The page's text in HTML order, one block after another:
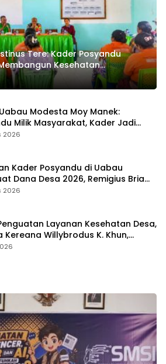
Tere: Kader Posyandu
Kesehatan
Modesta Moy Manek:
Milik Masyarakat, Kader Jadi
Perangi Stunting
2026
Kader Posyandu di Uabau
Dana Desa 2026, Remigius Bria
Transparansi dengan Libatkan
2026
Layanan Kesehatan Desa,
Kereana Willybrodus K. Khun,
Penuh Pelatihan Kader Posyandu